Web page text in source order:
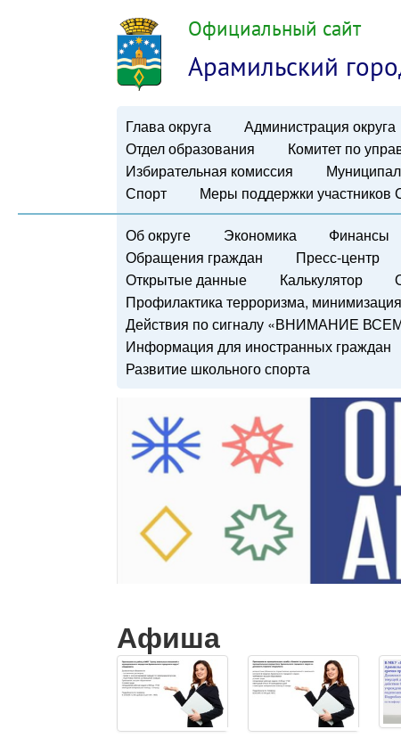
Официальный сайт
Арамильский
Глава округа Администрация округа
Отдел образования
Комитет по
Избирательная комиссия
Спорт
Меры поддержки участников
Об округе Экономика Финансы
Обращения граждан
Пресс-центр
Открытые данные
Калькулятор
Профилактика терроризма,
Действия по сигналу «ВНИМАНИЕ
Информация для иностранных граждан
Развитие школьного спорта
Афиша